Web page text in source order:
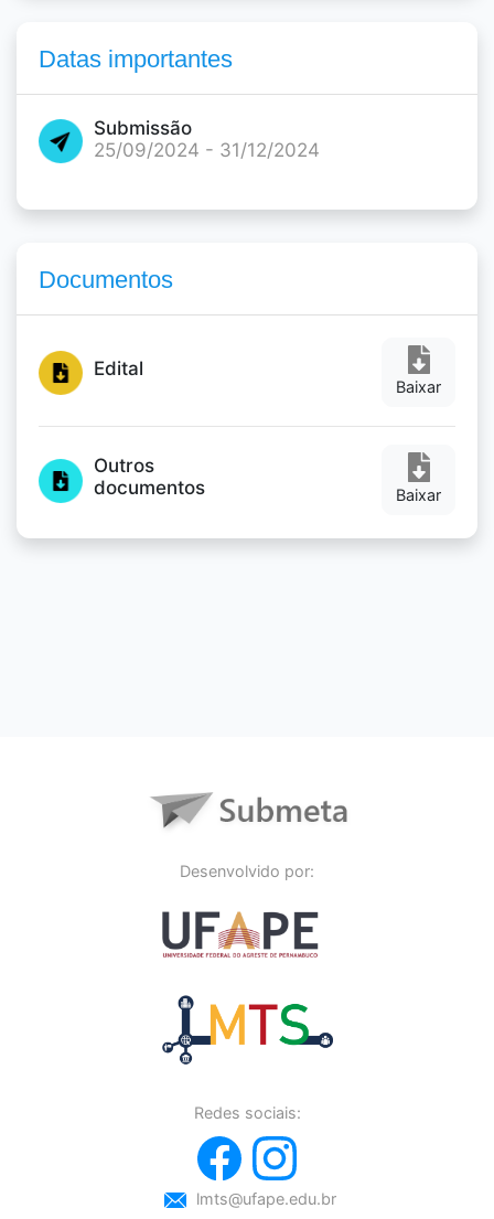
Datas importantes
Submissão
25/09/2024 - 31/12/2024
Documentos
Edital
Baixar
Outros
documentos
Baixar
Desenvolvido por:
Redes sociais:
lmts@ufape.edu.br